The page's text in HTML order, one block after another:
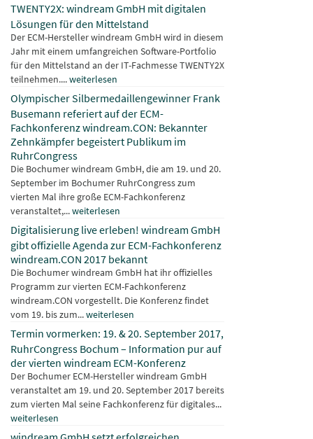
TWENTY2X: windream GmbH mit digitalen
Lösungen für den Mittelstand
Der ECM-Hersteller windream GmbH wird in diesem
Jahr mit einem umfangreichen Software-Portfolio
für den Mittelstand an der IT-Fachmesse TWENTY2X
teilnehmen....weiterlesen
Olympischer Silbermedaillengewinner Frank
Busemann referiert auf der ECM-
Fachkonferenz windream.CON: Bekannter
Zehnkämpfer begeistert Publikum im
RuhrCongress
Die Bochumer windream GmbH, die am 19. und 20.
September im Bochumer RuhrCongress zum
vierten Mal ihre große ECM-Fachkonferenz
veranstaltet,...weiterlesen
Digitalisierung live erleben! windream GmbH
gibt offizielle Agenda zur ECM-Fachkonferenz
windream.CON 2017 bekannt
Die Bochumer windream GmbH hat ihr offizielles
Programm zur vierten ECM-Fachkonferenz
windream.CON vorgestellt. Die Konferenz findet
vom 19. bis zum...weiterlesen
Termin vormerken: 19. & 20. September 2017,
RuhrCongress Bochum – Information pur auf
der vierten windream ECM-Konferenz
Der Bochumer ECM-Hersteller windream GmbH
veranstaltet am 19. und 20. September 2017 bereits
zum vierten Mal seine Fachkonferenz für digitales...
weiterlesen